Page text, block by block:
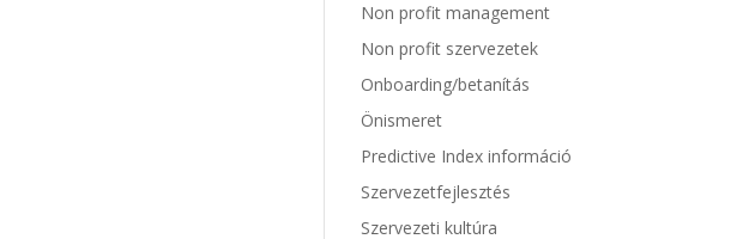
Non profit management
Non profit szervezetek
Onboarding/betanítás
Önismeret
Predictive Index információ
Szervezetfejlesztés
Szervezeti kultúra